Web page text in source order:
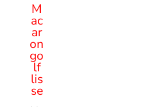
M
ac
ar
on
go
lf
lis
se